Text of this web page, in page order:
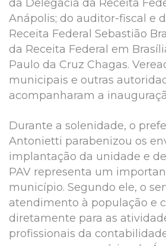
da Delegacia da Receita
Anápolis; do auditor-fiscal e
Receita Federal Sebastião
da Receita Federal em
Paulo da Cruz Chagas.
municipais e outras
acompanharam a
Durante a solenidade, o
Antonietti parabenizou os
implantação da unidade e
PAV representa um
município. Segundo ele, o
atendimento à população e
diretamente para as
profissionais da